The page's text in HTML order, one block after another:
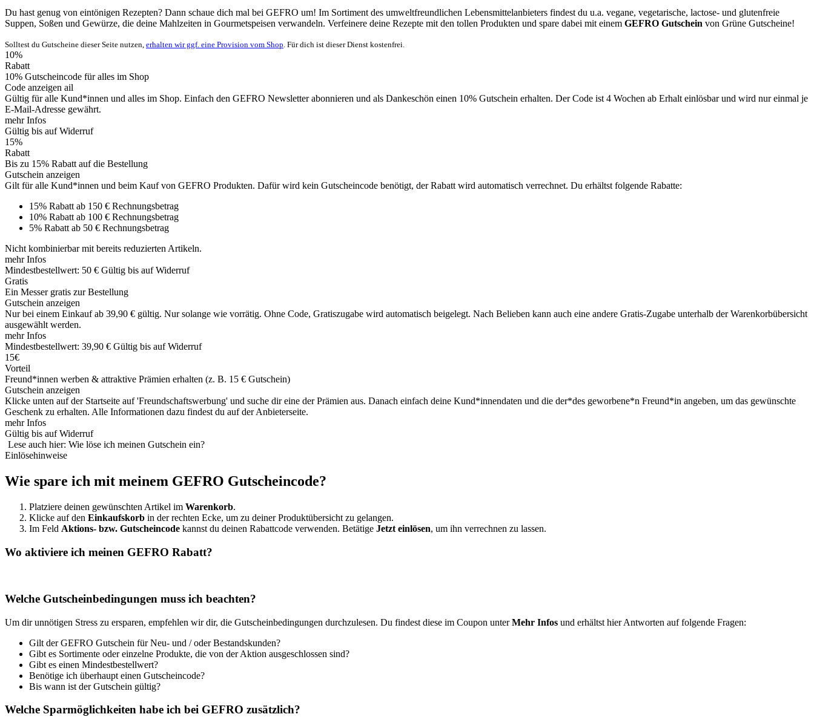
Du hast genug von eintönigen Rezepten? Dann schaue dich mal bei GEFRO um! Im Sortiment des umweltfreundlichen Lebensmittelanbieters findest du u.a. vegane, vegetarische, lactose- und glutenfreie
Suppen, Soßen und Gewürze, die deine Mahlzeiten in Gourmetspeisen verwandeln. Verfeinere deine Rezepte mit den tollen Produkten und spare dabei mit einem GEFRO Gutschein von Grüne Gutscheine!
Solltest du Gutscheine dieser Seite nutzen, erhalten wir ggf. eine Provision vom Shop . Für dich ist dieser Dienst kostenfrei.
10%
Rabatt
10% Gutscheincode für alles im Shop
Code anzeigen ail
Gültig für alle Kund*innen und alles im Shop. Einfach den GEFRO Newsletter abonnieren und als Dankeschön einen 10% Gutschein erhalten. Der Code ist 4 Wochen ab Erhalt einlösbar und wird nur einmal je
E-Mail-Adresse gewährt.
mehr Infos
Gültig bis auf Widerruf
15%
Rabatt
Bis zu 15% Rabatt auf die Bestellung
Gutschein anzeigen
Gilt für alle Kund*innen und beim Kauf von GEFRO Produkten. Dafür wird kein Gutscheincode benötigt, der Rabatt wird automatisch verrechnet. Du erhältst folgende Rabatte:
15% Rabatt ab 150 € Rechnungsbetrag
10% Rabatt ab 100 € Rechnungsbetrag
5% Rabatt ab 50 € Rechnungsbetrag
Nicht kombinierbar mit bereits reduzierten Artikeln.
mehr Infos
Mindestbestellwert: 50 € Gültig bis auf Widerruf
Gratis
Ein Messer gratis zur Bestellung
Gutschein anzeigen
Nur bei einem Einkauf ab 39,90 € gültig. Nur solange wie vorrätig. Ohne Code, Gratiszugabe wird automatisch beigelegt. Nach Belieben kann auch eine andere Gratis-Zugabe unterhalb der Warenkorbübersicht
ausgewählt werden.
mehr Infos
Mindestbestellwert: 39,90 € Gültig bis auf Widerruf
15€
Vorteil
Freund*innen werben & attraktive Prämien erhalten (z. B. 15 € Gutschein)
Gutschein anzeigen
Klicke unten auf der Startseite auf 'Freundschaftswerbung' und suche dir eine der Prämien aus. Danach einfach deine Kund*innendaten und die der*des geworbene*n Freund*in angeben, um das gewünschte
Geschenk zu erhalten. Alle Informationen dazu findest du auf der Anbieterseite.
mehr Infos
Gültig bis auf Widerruf
Lese auch hier: Wie löse ich meinen Gutschein ein?
Einlösehinweise
Wie spare ich mit meinem GEFRO Gutscheincode?
Platziere deinen gewünschten Artikel im Warenkorb.
Klicke auf den Einkaufskorb in der rechten Ecke, um zu deiner Produktübersicht zu gelangen.
Im Feld Aktions- bzw. Gutscheincode kannst du deinen Rabattcode verwenden. Betätige Jetzt einlösen, um ihn verrechnen zu lassen.
Wo aktiviere ich meinen GEFRO Rabatt?
Welche Gutscheinbedingungen muss ich beachten?
Um dir unnötigen Stress zu ersparen, empfehlen wir dir, die Gutscheinbedingungen durchzulesen. Du findest diese im Coupon unterMehr Infos und erhältst hier Antworten auf folgende Fragen:
Gilt der GEFRO Gutschein für Neu- und / oder Bestandskunden?
Gibt es Sortimente oder einzelne Produkte, die von der Aktion ausgeschlossen sind?
Gibt es einen Mindestbestellwert?
Benötige ich überhaupt einen Gutscheincode?
Bis wann ist der Gutschein gültig?
Welche Sparmöglichkeiten habe ich bei GEFRO zusätzlich?